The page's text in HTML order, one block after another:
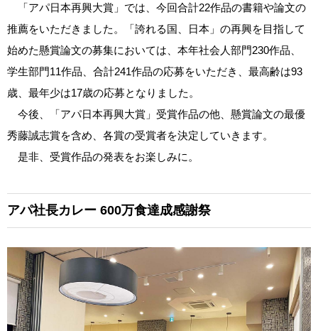
「アパ日本再興大賞」では、今回合計22作品の書籍や論文の
推薦をいただきました。「誇れる国、日本」の再興を目指して
始めた懸賞論文の募集においては、本年社会人部門230作品、
学生部門11作品、合計241作品の応募をいただき、最高齢は93
歳、最年少は17歳の応募となりました。
今後、「アパ日本再興大賞」受賞作品の他、懸賞論文の最優
秀藤誠志賞を含め、各賞の受賞者を決定していきます。
是非、受賞作品の発表をお楽しみに。
アパ社長カレー 600万食達成感謝祭